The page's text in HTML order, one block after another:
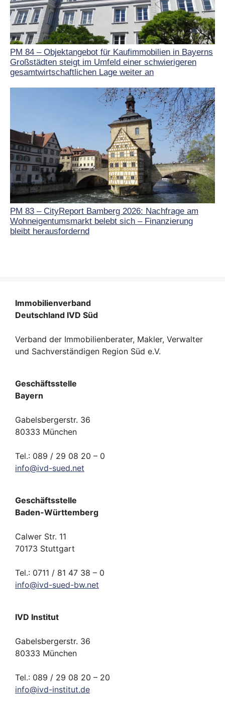
PM 84 – Objektangebot für Kaufimmobilien in Bayerns
Großstädten steigt im Umfeld einer schwierigeren
gesamtwirtschaftlichen Lage weiter an
PM 83 – CityReport Bamberg 2026: Nachfrage am
Wohneigentumsmarkt belebt sich – Finanzierung
bleibt herausfordernd
Immobilienverband
Deutschland IVD Süd
Verband der Immobilienberater, Makler, Verwalter
und Sachverständigen Region Süd e.V.
Geschäftsstelle
Bayern
Gabelsbergerstr. 36
80333 München
Tel.: 089 / 29 08 20 – 0
info@ivd-sued.net
Geschäftsstelle
Baden-Württemberg
Calwer Str. 11
70173 Stuttgart
Tel.: 0711 / 81 47 38 – 0
info@ivd-sued-bw.net
IVD Institut
Gabelsbergerstr. 36
80333 München
Tel.: 089 / 29 08 20 – 20
info@ivd-institut.de